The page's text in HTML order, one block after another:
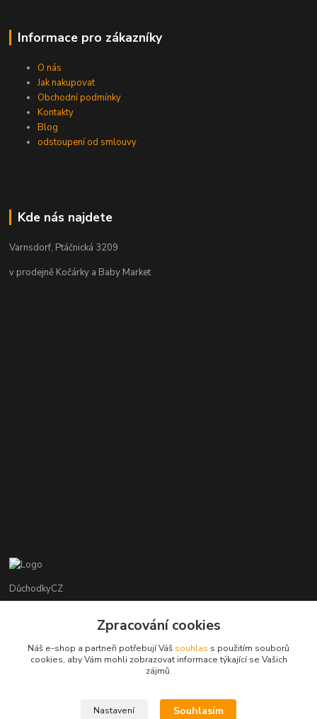
Informace pro zákazníky
O nás
Jak nakupovat
Obchodní podmínky
Kontakty
Blog
odstoupení od smlouvy
Kde nás najdete
Varnsdorf, Ptáčnická 3209
v prodejně Kočárky a Baby Market
DůchodkyCZ
+420 412384749
objednavky@duchodky.cz
Zpracování cookies
Náš e-shop a partneři potřebují Váš souhlas s použitím souborů
cookies, aby Vám mohli zobrazovat informace týkající se Vašich
zájmů.
Nastavení Souhlasím